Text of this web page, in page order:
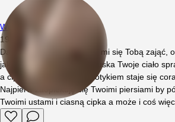
Wojciech94
19.04.2026
Daj mi swoją dłoń i pozwól mi się Tobą zająć,
jak moja dłoń delikatnie muska Twoje ciało
a cipka z każdym moim dotykiem staje się
Najpierw zaopiekuję się Twoimi piersiami by
Twoimi ustami i ciasną cipka a może i coś